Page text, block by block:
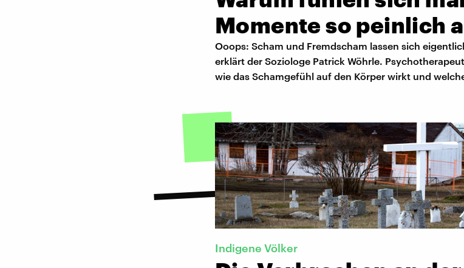
Momente so peinlich
Ooops: Scham und Fremdscham lassen sich
erklärt der Soziologe Patrick Wöhrle.
wie das Schamgefühl auf den Körper wirkt und
Indigene Völker